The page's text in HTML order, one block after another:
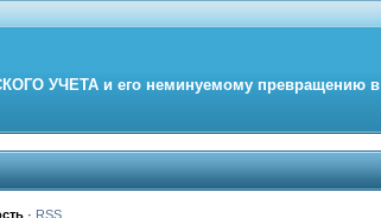
УЧЕТА и его неминуемому превращению в
· RSS